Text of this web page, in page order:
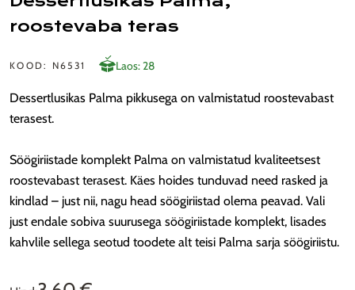
roostevaba teras
KOOD: N6531 Laos: 28
Dessertlusikas Palma pikkusega on valmistatud roostevabast
terasest.
Söögiriistade komplekt Palma on valmistatud kvaliteetsest
roostevabast terasest. Käes hoides tunduvad need rasked ja
kindlad – just nii, nagu head söögiriistad olema peavad. Vali
just endale sobiva suurusega söögiriistade komplekt, lisades
kahvlile sellega seotud toodete alt teisi Palma sarja söögiriistu.